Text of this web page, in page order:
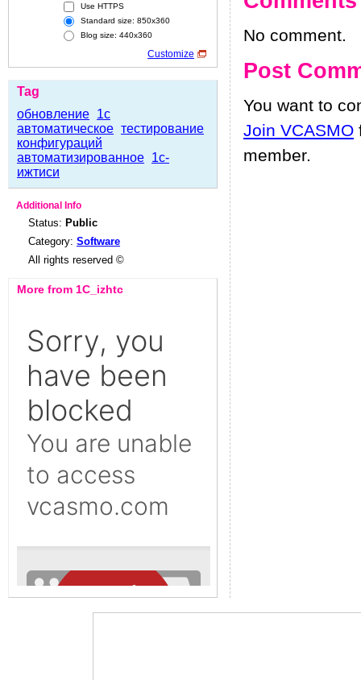
Use HTTPS
Standard size: 850x360
Blog size: 440x360
Customize
Tag
обновление 1с
автоматическое тестирование
конфигураций
автоматизированное 1с-
ижтиси
Additional Info
Status: Public
Category: Software
All rights reserved ©
More from 1C_izhtc
No comment.
Post
You want to
Join VCASMO
member.